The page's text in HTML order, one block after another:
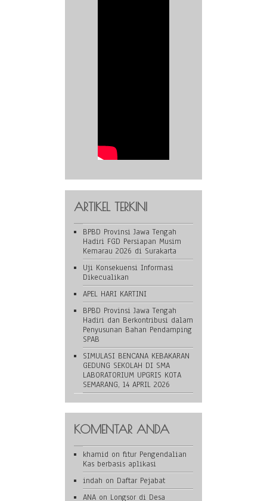
ARTIKEL TERKINI
BPBD Provinsi Jawa Tengah
Hadiri FGD Persiapan Musim
Kemarau 2026 di Surakarta
Uji Konsekuensi Informasi
Dikecualikan
APEL HARI KARTINI
BPBD Provinsi Jawa Tengah
Hadiri dan Berkontribusi dalam
Penyusunan Bahan Pendamping
SPAB
SIMULASI BENCANA KEBAKARAN
GEDUNG SEKOLAH DI SMA
LABORATORIUM UPGRIS KOTA
SEMARANG, 14 APRIL 2026
KOMENTAR ANDA
khamid on fitur Pengendalian
Kas berbasis aplikasi
indah on Daftar Pejabat
ANA on Longsor di Desa